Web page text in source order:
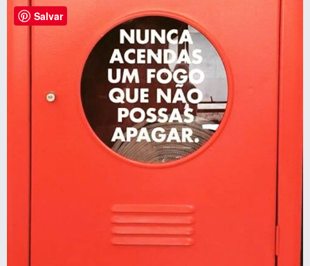
Salvar